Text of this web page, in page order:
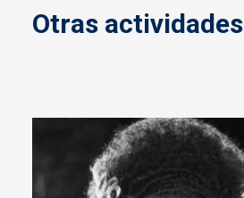
Otras actividades